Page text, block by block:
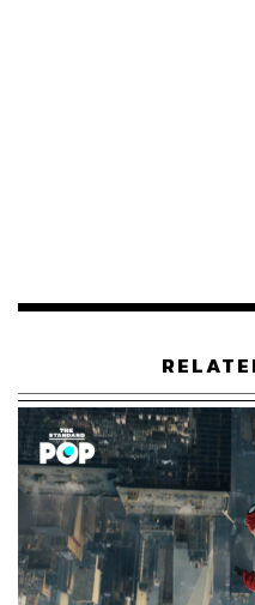
หนทางรอดต่อภัยร้ายของพ
(รวมถึงบรรดาสตรีมมิงเซอ
ยุคสมัยที่คนดูมีตัวเลือกใหม่
หนัง แต่ได้ฟีลลิ่งใกล้ๆ กัน (
น่าพึงพอใจเมื่อเทียบกับราค
ต้องรีบหาอาวุธใหม่มาชน
จอ IMAX สูงเท่าตึก 7 ชั้นไ
ร่างไหม ไม่มีล่ะสิ มีความส
ไหม ไม่มีล่ะสิ งั้นเดินออกมา